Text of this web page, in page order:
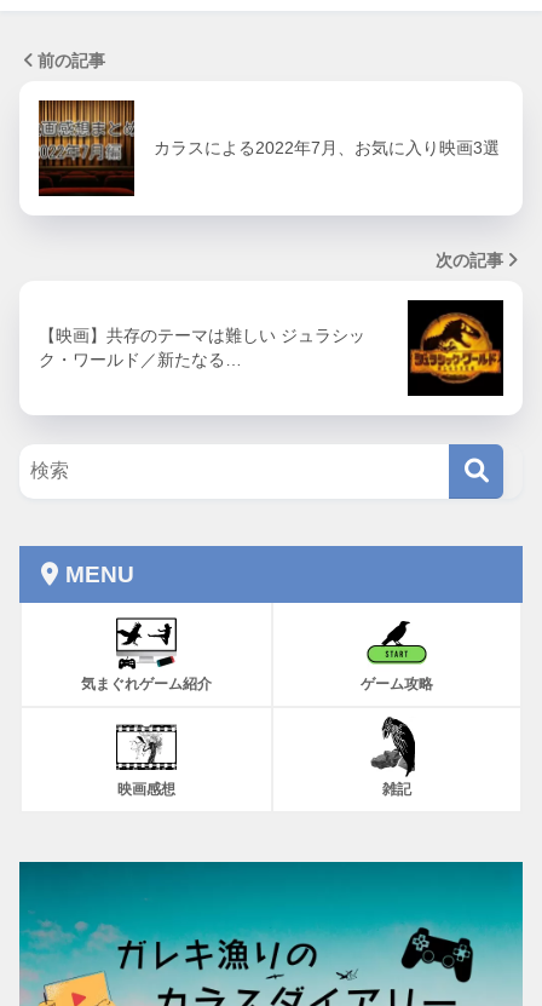
前の記事
カラスによる2022年7月、お気に入り映画3選
次の記事
【映画】共存のテーマは難しい ジュラシッ
ク・ワールド／新たなる…
MENU
気まぐれゲーム紹介 ゲーム攻略
映画感想 雑記